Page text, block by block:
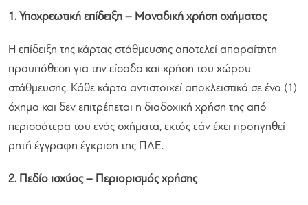
1. Υποχρεωτική επίδειξη – Μοναδική χρήση οχήματος
Η επίδειξη της κάρτας στάθμευσης αποτελεί απαραίτητη
προϋπόθεση για την είσοδο και χρήση του χώρου
στάθμευσης. Κάθε κάρτα αντιστοιχεί αποκλειστικά σε ένα (1)
όχημα και δεν επιτρέπεται η διαδοχική χρήση της από
περισσότερα του ενός οχήματα, εκτός εάν έχει προηγηθεί
ρητή έγγραφη έγκριση της ΠΑΕ.
2. Πεδίο ισχύος – Περιορισμός χρήσης